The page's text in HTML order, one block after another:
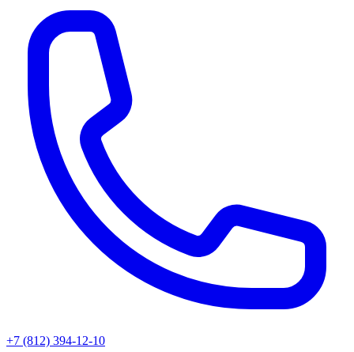
+7 (812) 394-12-10